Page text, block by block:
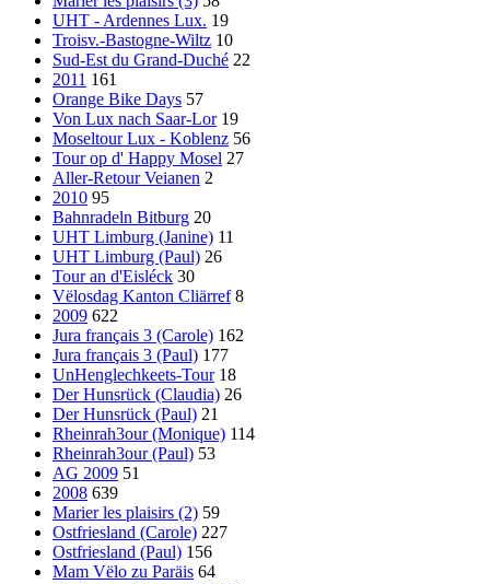
UHT - Ardennes Lux. 19
Troisv.-Bastogne-Wiltz 10
Sud-Est du Grand-Duché 22
2011 161
Orange Bike Days 57
Von Lux nach Saar-Lor 19
Moseltour Lux - Koblenz 56
Tour op d' Happy Mosel 27
Aller-Retour Veianen 2
2010 95
Bahnradeln Bitburg 20
UHT Limburg (Janine) 11
UHT Limburg (Paul) 26
Tour an d'Eisléck 30
Vëlosdag Kanton Cliärref 8
2009 622
Jura français 3 (Carole) 162
Jura français 3 (Paul) 177
UnHenglechkeets-Tour 18
Der Hunsrück (Claudia) 26
Der Hunsrück (Paul) 21
Rheinrah3our (Monique) 114
Rheinrah3our (Paul) 53
AG 2009 51
2008 639
Marier les plaisirs (2) 59
Ostfriesland (Carole) 227
Ostfriesland (Paul) 156
Mam Vëlo zu Paräis 64